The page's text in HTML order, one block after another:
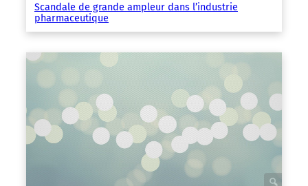
Scandale de grande ampleur dans l’industrie
pharmaceutique